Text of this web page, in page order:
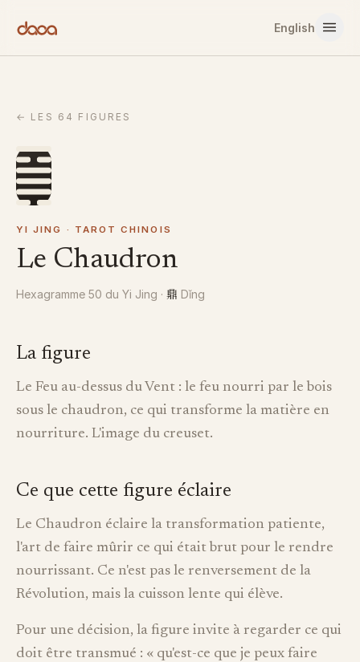
English
← LES 64 FIGURES
YI JING · TAROT CHINOIS
Le Chaudron
Hexagramme 50 du Yi Jing · 鼎 Dǐng
La figure
Le Feu au-dessus du Vent : le feu nourri par le bois
sous le chaudron, ce qui transforme la matière en
nourriture. L'image du creuset.
Ce que cette figure éclaire
Le Chaudron éclaire la transformation patiente,
l'art de faire mûrir ce qui était brut pour le rendre
nourrissant. Ce n'est pas le renversement de la
Révolution, mais la cuisson lente qui élève.
Pour une décision, la figure invite à regarder ce qui
doit être transmué : « qu'est-ce que je peux faire